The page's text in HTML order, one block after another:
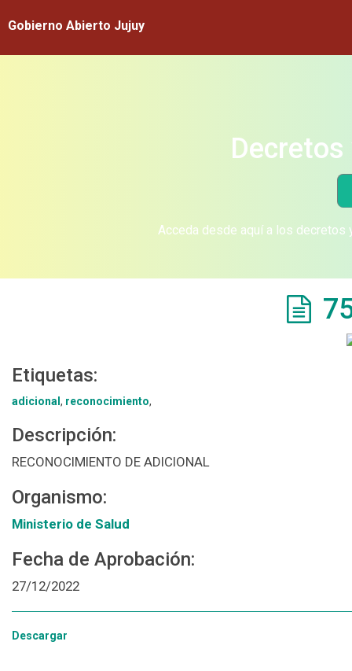
Gobierno Abierto Jujuy
Acceda desde aquí a los
Etiquetas:
adicional , reconocimiento,
Descripción:
RECONOCIMIENTO DE ADICIONAL
Organismo:
Ministerio de Salud
Fecha de Aprobación:
27/12/2022
Descargar